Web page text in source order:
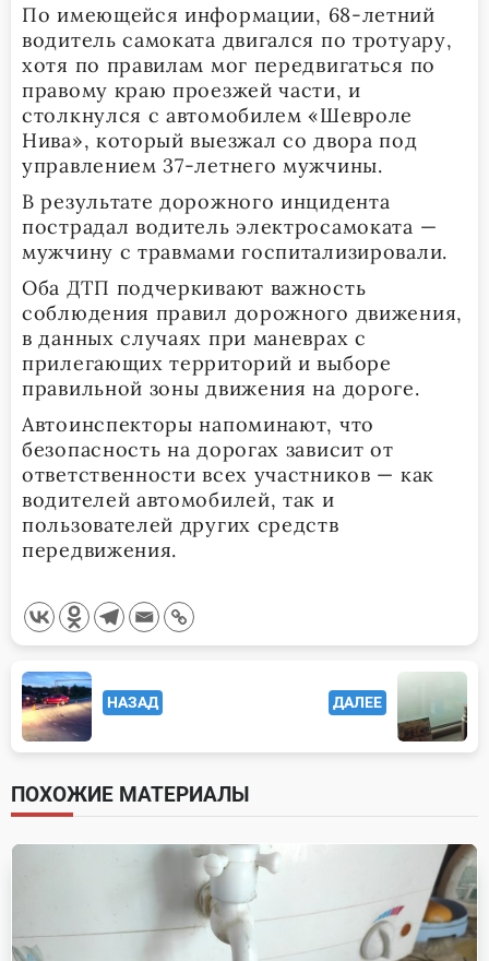
По имеющейся информации, 68-летний
водитель самоката двигался по тротуару,
хотя по правилам мог передвигаться по
правому краю проезжей части, и
столкнулся с автомобилем «Шевроле
Нива», который выезжал со двора под
управлением 37-летнего мужчины.
В результате дорожного инцидента
пострадал водитель электросамоката —
мужчину с травмами госпитализировали.
Оба ДТП подчеркивают важность
соблюдения правил дорожного движения,
в данных случаях при маневрах с
прилегающих территорий и выборе
правильной зоны движения на дороге.
Автоинспекторы напоминают, что
безопасность на дорогах зависит от
ответственности всех участников — как
водителей автомобилей, так и
пользователей других средств
передвижения.
<span
class="nav-
subtitle
screen-
reader-
text">Page</span>
НАЗАД ДАЛЕЕ
ПОХОЖИЕ МАТЕРИАЛЫ